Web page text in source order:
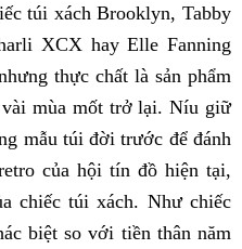
túi xách Brooklyn, Tabby
XCX hay Elle Fanning
thực chất là sản phẩm
mùa mốt trở lại. Níu giữ
mẫu túi đời trước để đánh
của hội tín đồ hiện tại,
chiếc túi xách. Như chiếc
biệt so với tiền thân năm